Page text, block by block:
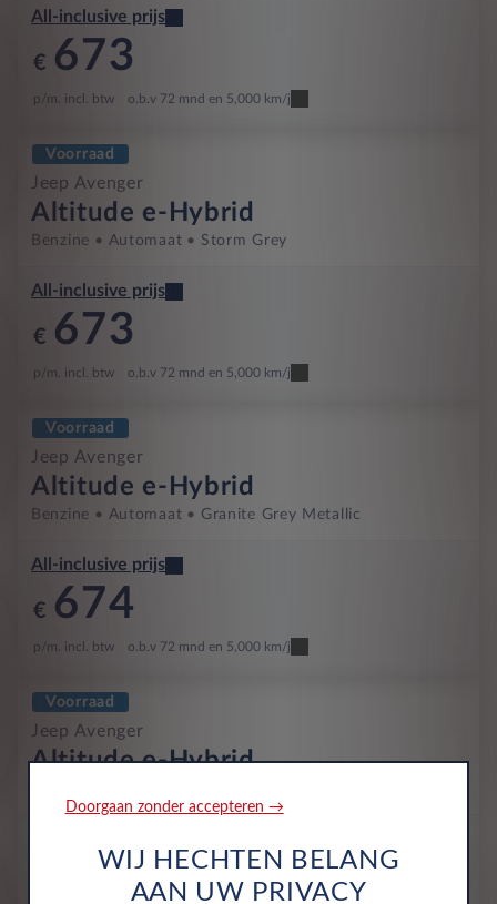
All-inclusive prijs
€ 673
p/m. incl. btw o.b.v 72 mnd en 5,000 km/j
Voorraad
Jeep Avenger
Altitude e-Hybrid
Benzine Automaat Storm Grey
All-inclusive prijs
€ 673
p/m. incl. btw o.b.v 72 mnd en 5,000 km/j
Voorraad
Jeep Avenger
Altitude e-Hybrid
Benzine Automaat Granite Grey Metallic
All-inclusive prijs
€ 674
p/m. incl. btw o.b.v 72 mnd en 5,000 km/j
Voorraad
Jeep Avenger
Altitude e-Hybrid
675
Doorgaan zonder accepteren →
WIJ HECHTEN BELANG
AAN UW PRIVACY